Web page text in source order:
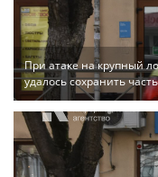
При атаке на крупный
удалось сохранить